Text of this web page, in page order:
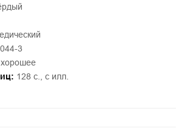
3
128 с., с илл.